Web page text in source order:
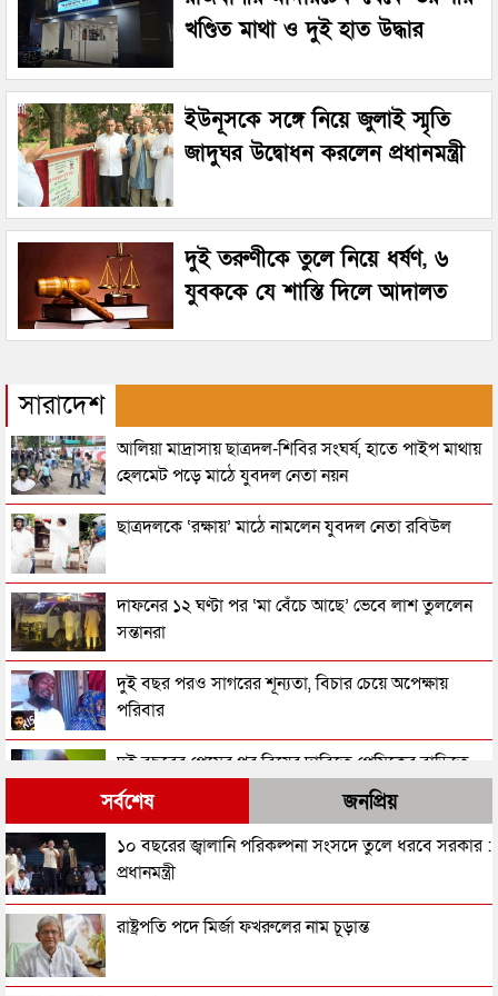
খণ্ডিত মাথা ও দুই হাত উদ্ধার
ইউনূসকে সঙ্গে নিয়ে জুলাই স্মৃতি
জাদুঘর উদ্বোধন করলেন প্রধানমন্ত্রী
দুই তরুণীকে তুলে নিয়ে ধর্ষণ, ৬
যুবককে যে শাস্তি দিলে আদালত
সারাদেশ
আলিয়া মাদ্রাসায় ছাত্রদল-শিবির সংঘর্ষ, হাতে পাইপ মাথায়
হেলমেট পড়ে মাঠে যুবদল নেতা নয়ন
ছাত্রদলকে ‘রক্ষায়’ মাঠে নামলেন যুবদল নেতা রবিউল
দাফনের ১২ ঘণ্টা পর ‘মা বেঁচে আছে’ ভেবে লাশ তুললেন
সন্তানরা
দুই বছর পরও সাগরের শূন্যতা, বিচার চেয়ে অপেক্ষায়
পরিবার
দুই বছরের প্রেমের পর বিয়ের দাবিতে প্রেমিকের বাড়িতে
তরুণীর অনশন
তিন থানায় নতুন ওসি, ৬ পুলিশ পরিদর্শকের বদলি
জনসাধারণকে সতর্ক থাকার আহ্বান পুলিশের
সর্বশেষ জনপ্রিয়
১০ বছরের জ্বালানি পরিকল্পনা সংসদে তুলে ধরবে সরকার :
প্রধানমন্ত্রী
রাষ্ট্রপতি পদে মির্জা ফখরুলের নাম চূড়ান্ত